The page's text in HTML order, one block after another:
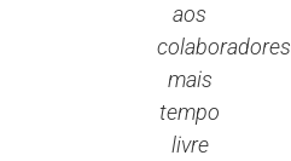
aos
colaboradores
mais
tempo
livre